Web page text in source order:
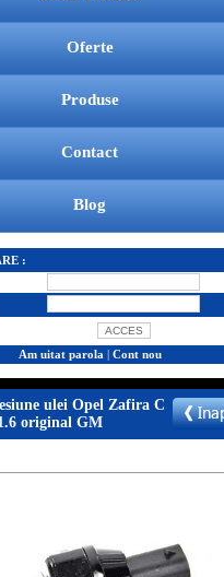
Oferte
Produse
Contact
Blog
:
Am uitat parola | Cont nou
ulei Opel Zafira C
original GM